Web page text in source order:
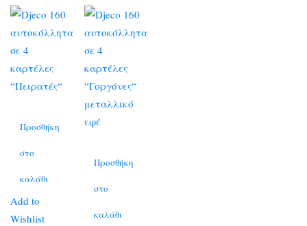
Προσθήκη
στο
καλάθι
Add to
Wishlist
Προσθήκη
στο
καλάθι